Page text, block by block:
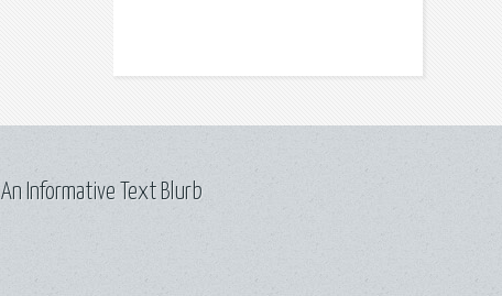
An Informative Text Blurb